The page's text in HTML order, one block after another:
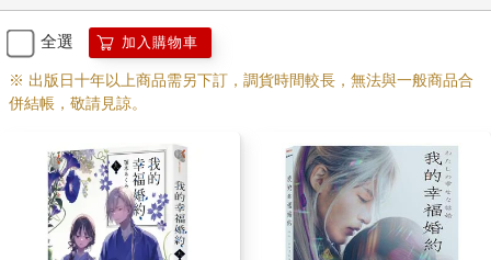
「可恨，真是礙眼。」
男子轉動他凹陷眼窩裡的乾癟眼球，恨恨地這麼自言自語。然
而，宛如枯木那般細瘦的身軀，讓他的話語聽起來只像是無力的
被譽為是帝國裡最崇高的存在的他，過去身邊原本圍繞著許許多
多的人，但現在卻淪落到如此孤單淒涼的處境。這樣的情況，除
了諷刺以外，或許找不到其他形容詞了吧。
全選 加入購物車
※ 出版日十年以上商品需另下訂，調貨時間較長，無法與一般商品合
併結帳，敬請見諒。